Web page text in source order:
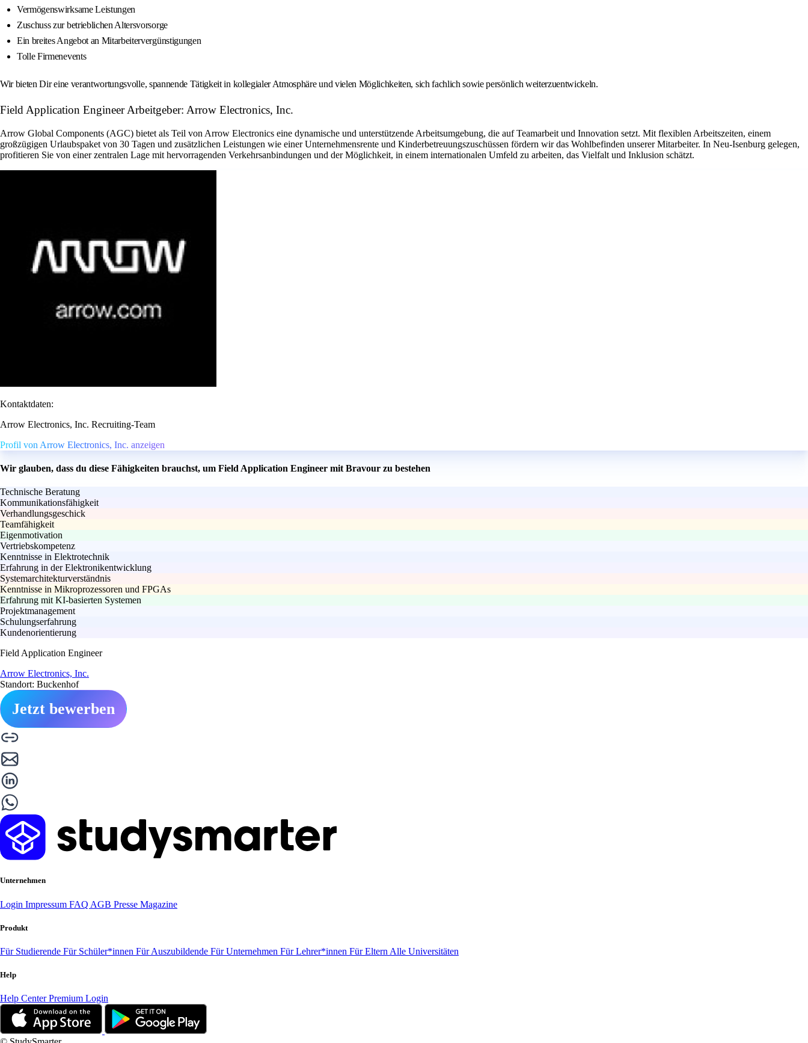
Vermögenswirksame Leistungen
Zuschuss zur betrieblichen Altersvorsorge
Ein breites Angebot an Mitarbeitervergünstigungen
Tolle Firmenevents
Wir bieten Dir eine verantwortungsvolle, spannende Tätigkeit in kollegialer Atmosphäre und vielen Möglichkeiten, sich fachlich sowie persönlich weiterzuentwickeln.
Field Application Engineer Arbeitgeber: Arrow Electronics, Inc.
Arrow Global Components (AGC) bietet als Teil von Arrow Electronics eine dynamische und unterstützende Arbeitsumgebung, die auf Teamarbeit und Innovation setzt. Mit flexiblen Arbeitszeiten, einem
großzügigen Urlaubspaket von 30 Tagen und zusätzlichen Leistungen wie einer Unternehmensrente und Kinderbetreuungszuschüssen fördern wir das Wohlbefinden unserer Mitarbeiter. In Neu-Isenburg gelegen,
profitieren Sie von einer zentralen Lage mit hervorragenden Verkehrsanbindungen und der Möglichkeit, in einem internationalen Umfeld zu arbeiten, das Vielfalt und Inklusion schätzt.
Kontaktdaten:
Arrow Electronics, Inc. Recruiting-Team
Profil von Arrow Electronics, Inc. anzeigen
Wir glauben, dass du diese Fähigkeiten brauchst, um Field Application Engineer mit Bravour zu bestehen
Technische Beratung
Kommunikationsfähigkeit
Verhandlungsgeschick
Teamfähigkeit
Eigenmotivation
Vertriebskompetenz
Kenntnisse in Elektrotechnik
Erfahrung in der Elektronikentwicklung
Systemarchitekturverständnis
Kenntnisse in Mikroprozessoren und FPGAs
Erfahrung mit KI-basierten Systemen
Projektmanagement
Schulungserfahrung
Kundenorientierung
Field Application Engineer
Arrow Electronics, Inc.
Standort: Buckenhof
Jetzt bewerben
Unternehmen
Login Impressum FAQ AGB Presse Magazine
Produkt
Für Studierende Für Schüler*innen Für Auszubildende Für Unternehmen Für Lehrer*innen Für Eltern Alle Universitäten
Help
Help CenterPremium Login